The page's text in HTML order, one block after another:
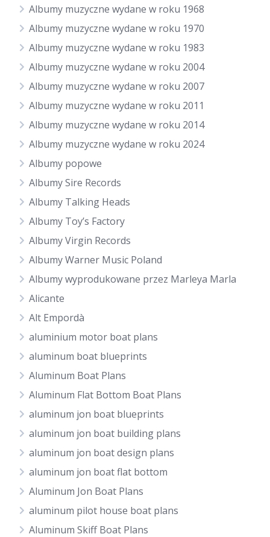
Albumy muzyczne wydane w roku 1968
Albumy muzyczne wydane w roku 1970
Albumy muzyczne wydane w roku 1983
Albumy muzyczne wydane w roku 2004
Albumy muzyczne wydane w roku 2007
Albumy muzyczne wydane w roku 2011
Albumy muzyczne wydane w roku 2014
Albumy muzyczne wydane w roku 2024
Albumy popowe
Albumy Sire Records
Albumy Talking Heads
Albumy Toy’s Factory
Albumy Virgin Records
Albumy Warner Music Poland
Albumy wyprodukowane przez Marleya Marla
Alicante
Alt Empordà
aluminium motor boat plans
aluminum boat blueprints
Aluminum Boat Plans
Aluminum Flat Bottom Boat Plans
aluminum jon boat blueprints
aluminum jon boat building plans
aluminum jon boat design plans
aluminum jon boat flat bottom
Aluminum Jon Boat Plans
aluminum pilot house boat plans
Aluminum Skiff Boat Plans